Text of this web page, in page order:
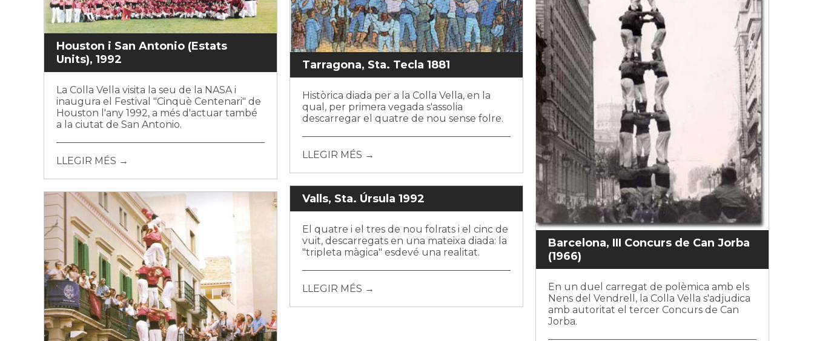
Tarragona, Sta. Tecla 1881
Històrica diada per a la Colla Vella, en la
qual, per primera vegada s'assolia
descarregar el quatre de nou sense folre.
LLEGIR MÉS →
Houston i San Antonio (Estats
Units), 1992
La Colla Vella visita la seu de la NASA i
inaugura el Festival "Cinquè Centenari" de
Houston l'any 1992, a més d'actuar també
a la ciutat de San Antonio.
LLEGIR MÉS →
Barcelona, III Concurs de Can Jorba
(1966)
En un duel carregat de polèmica amb els
Nens del Vendrell, la Colla Vella s'adjudica
amb autoritat el tercer Concurs de Can
Jorba.
Valls, Sta. Úrsula 1992
El quatre i el tres de nou folrats i el cinc de
vuit, descarregats en una mateixa diada: la
"tripleta màgica" esdevé una realitat.
LLEGIR MÉS →